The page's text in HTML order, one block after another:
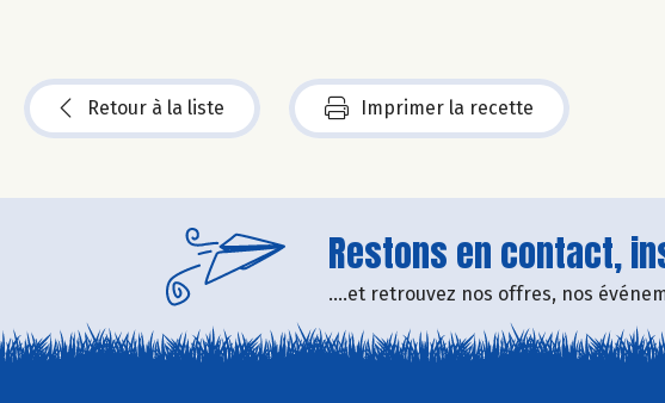
Retour à la liste Imprimer la recette
Restons en contact,
....et retrouvez nos offres, nos